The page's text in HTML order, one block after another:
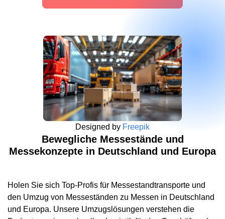
Designed by Freepik
Bewegliche Messestände und
Messekonzepte in Deutschland und Europa
Holen Sie sich Top-Profis für Messestandtransporte und
den Umzug von Messeständen zu Messen in Deutschland
und Europa. Unsere Umzugslösungen verstehen die